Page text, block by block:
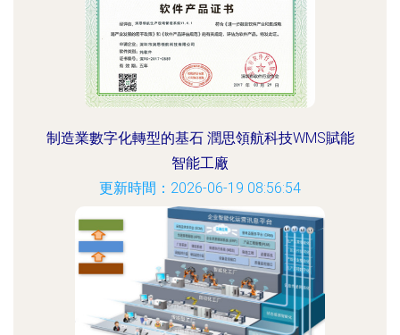
制造業數字化轉型的基石 潤思領航科技WMS賦能
智能工廠
更新時間：2026-06-19 08:56:54